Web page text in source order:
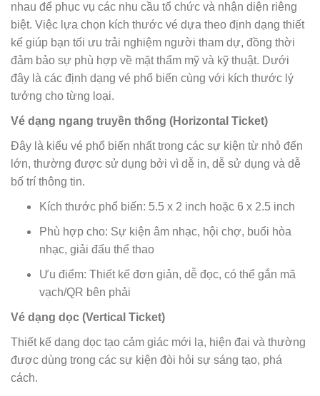
nhau để phục vụ các nhu cầu tổ chức và nhận diện riêng
biệt. Việc lựa chọn kích thước vé dựa theo định dạng thiết
kế giúp bạn tối ưu trải nghiệm người tham dự, đồng thời
đảm bảo sự phù hợp về mặt thẩm mỹ và kỹ thuật. Dưới
đây là các định dạng vé phổ biến cùng với kích thước lý
tưởng cho từng loại.
Vé dạng ngang truyền thống (Horizontal Ticket)
Đây là kiểu vé phổ biến nhất trong các sự kiện từ nhỏ đến
lớn, thường được sử dụng bởi vì dễ in, dễ sử dụng và dễ
bố trí thông tin.
Kích thước phổ biến: 5.5 x 2 inch hoặc 6 x 2.5 inch
Phù hợp cho: Sự kiện âm nhạc, hội chợ, buổi hòa
nhạc, giải đấu thể thao
Ưu điểm: Thiết kế đơn giản, dễ đọc, có thể gắn mã
vạch/QR bên phải
Vé dạng dọc (Vertical Ticket)
Thiết kế dạng dọc tạo cảm giác mới lạ, hiện đại và thường
được dùng trong các sự kiện đòi hỏi sự sáng tạo, phá
cách.